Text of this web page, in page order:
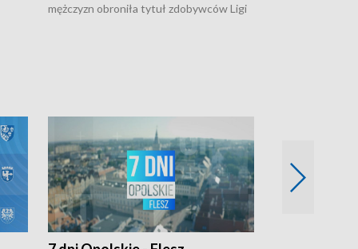
mężczyzn obroniła tytuł zdobywców Ligi